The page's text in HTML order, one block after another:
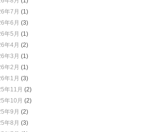
年7月 (1)
年6月 (3)
年5月 (1)
年4月 (2)
年3月 (1)
年2月 (1)
年1月 (3)
年11月 (2)
年10月 (2)
年9月 (2)
年8月 (3)